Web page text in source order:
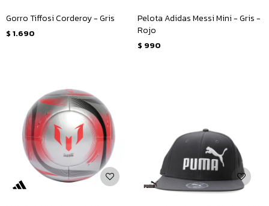
Gorro Tiffosi Corderoy - Gris
$ 1.690
Pelota Adidas Messi Mini - Gris -
Rojo
$ 990